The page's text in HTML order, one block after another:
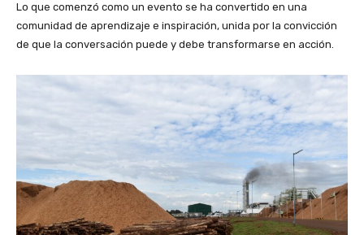
Lo que comenzó como un evento se ha convertido en una
comunidad de aprendizaje e inspiración, unida por la convicción
de que la conversación puede y debe transformarse en acción.